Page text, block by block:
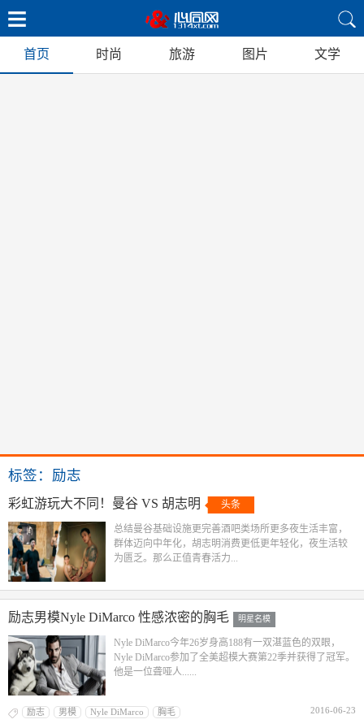
首页 时尚 旅游 图片 文学
标签：励志
彩虹游玩大不同！曼谷 VS 胡志明 头条
总结曼谷基础设施更完善酒吧类场所更多夜生活丰富，
群体迈向中年化，胡志明消费更低更年轻化，夜生活较
为匮乏。那么正值青春活力...
励志男模Nyle DiMarco 性感浓密的胸毛 明星名模
Nyle DiMarco今年26岁身高188有一双湛蓝色的双眼，
Nyle DiMarco参加了全美超模大赛第22季并获得了冠军。
他是一位聋哑人......
励志 男模 Nyle DiMarco 胸毛 2016-06-23